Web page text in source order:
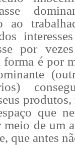
ao
por
forma é por
que
de um
que antes